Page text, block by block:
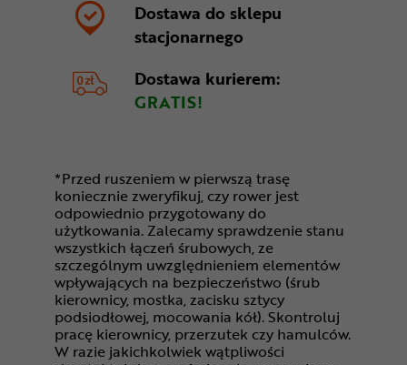
Dostawa do sklepu
stacjonarnego
Dostawa kurierem:
GRATIS!
*Przed ruszeniem w pierwszą trasę
koniecznie zweryfikuj, czy rower jest
odpowiednio przygotowany do
użytkowania. Zalecamy sprawdzenie stanu
wszystkich łączeń śrubowych, ze
szczególnym uwzględnieniem elementów
wpływających na bezpieczeństwo (śrub
kierownicy, mostka, zacisku sztycy
podsiodłowej, mocowania kół). Skontroluj
pracę kierownicy, przerzutek czy hamulców.
W razie jakichkolwiek wątpliwości